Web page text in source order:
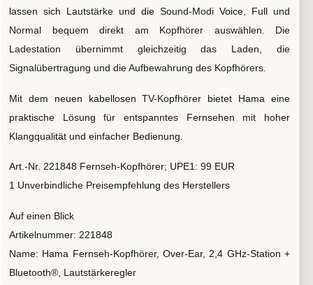
lassen sich Lautstärke und die Sound-Modi Voice, Full und
Normal bequem direkt am Kopfhörer auswählen. Die
Ladestation übernimmt gleichzeitig das Laden, die
Signalübertragung und die Aufbewahrung des Kopfhörers.
Mit dem neuen kabellosen TV-Kopfhörer bietet Hama eine
praktische Lösung für entspanntes Fernsehen mit hoher
Klangqualität und einfacher Bedienung.
Art.-Nr. 221848 Fernseh-Kopfhörer; UPE1: 99 EUR
1 Unverbindliche Preisempfehlung des Herstellers
Auf einen Blick
Artikelnummer: 221848
Name: Hama Fernseh-Kopfhörer, Over-Ear, 2,4 GHz-Station +
Bluetooth®, Lautstärkeregler